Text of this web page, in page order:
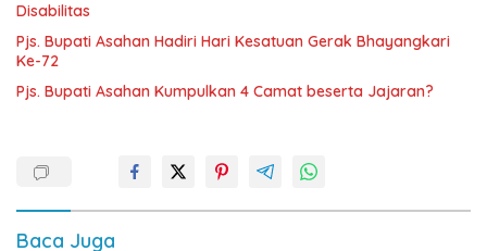
Disabilitas
Pjs. Bupati Asahan Hadiri Hari Kesatuan Gerak Bhayangkari
Ke-72
Pjs. Bupati Asahan Kumpulkan 4 Camat beserta Jajaran?
Baca Juga